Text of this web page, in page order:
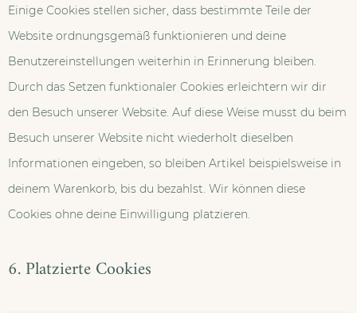
Einige Cookies stellen sicher, dass bestimmte Teile der
Website ordnungsgemäß funktionieren und deine
Benutzereinstellungen weiterhin in Erinnerung bleiben.
Durch das Setzen funktionaler Cookies erleichtern wir dir
den Besuch unserer Website. Auf diese Weise musst du beim
Besuch unserer Website nicht wiederholt dieselben
Informationen eingeben, so bleiben Artikel beispielsweise in
deinem Warenkorb, bis du bezahlst. Wir können diese
Cookies ohne deine Einwilligung platzieren.
6. Platzierte Cookies